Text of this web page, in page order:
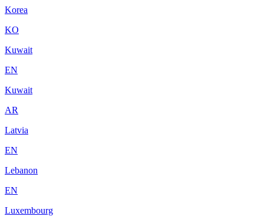
Korea
KO
Kuwait
EN
Kuwait
AR
Latvia
EN
Lebanon
EN
Luxembourg